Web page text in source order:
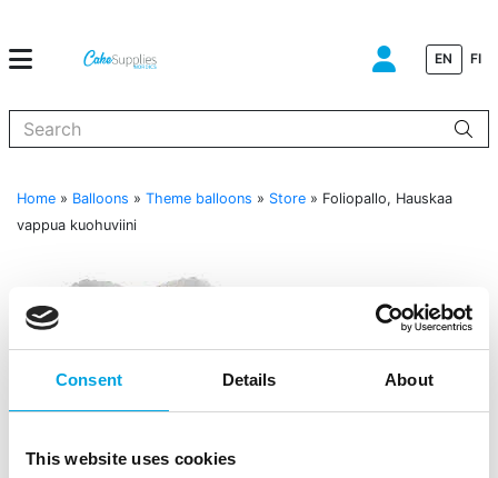
Consent Details About
This website uses cookies
EN FI
Home » Balloons » Theme balloons » Store » Foliopallo, Hauskaa
vappua kuohuviini